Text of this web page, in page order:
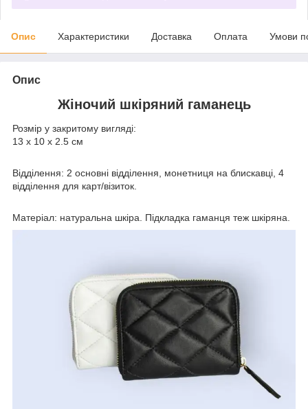
Опис Характеристики Доставка Оплата Умови
Опис
Жіночий шкіряний гаманець
Розмір у закритому вигляді:
13 х 10 х 2.5 см
Відділення: 2 основні відділення, монетниця на блискавці, 4
відділення для карт/візиток.
Матеріал: натуральна шкіра. Підкладка гаманця теж шкіряна.